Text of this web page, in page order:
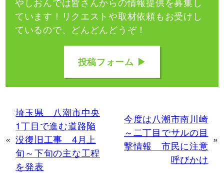
ています！ リクエストや取材依頼もお受けし
ているので、どんどんどうぞ！
投稿フォーム ▶
«
埼玉県 八潮市中央
1丁目で進む道路陥
没復旧工事 4月上
旬～下旬の主な工程
を発表
今度は八潮市南川崎
～二丁目でサルの目
撃情報 市民に注意
呼びかけ
»